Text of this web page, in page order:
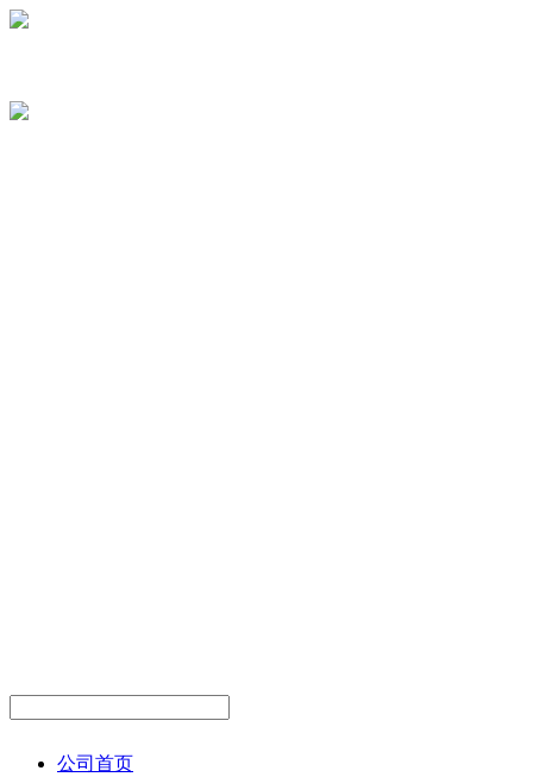
公司首页